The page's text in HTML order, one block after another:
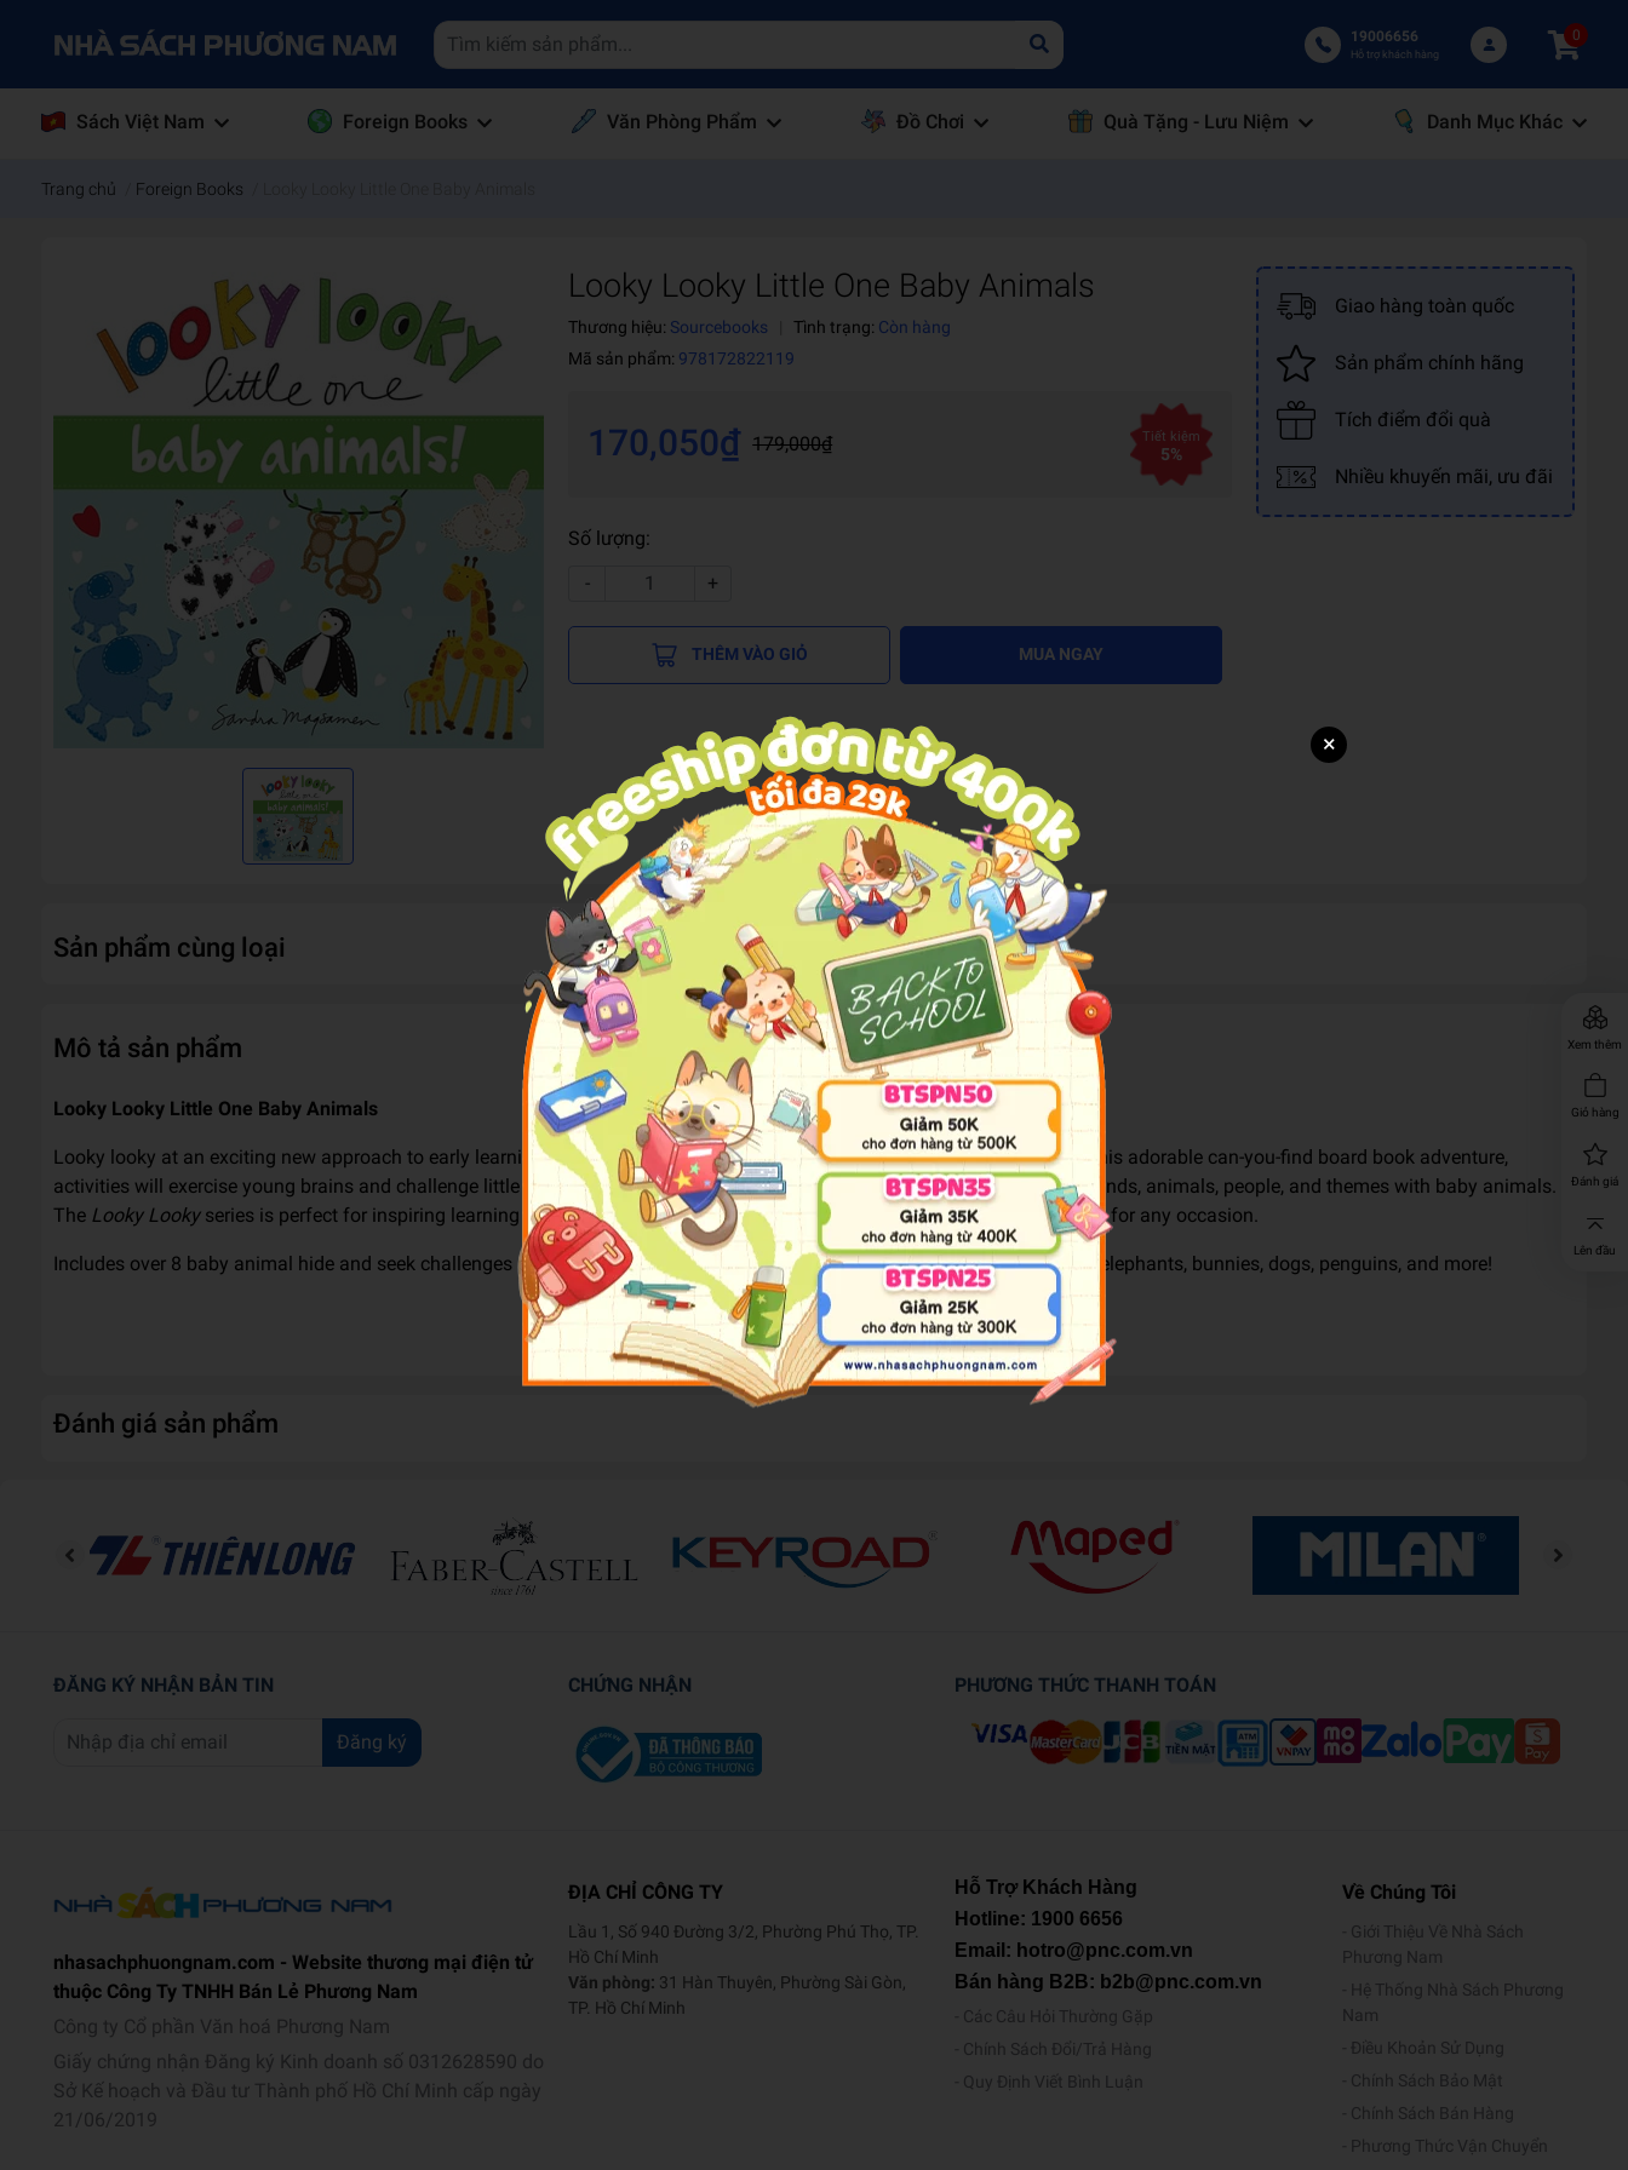
19006656
Hỗ trợ khách hàng
0
Sách Việt Nam Foreign Books Văn Phòng Phẩm Đồ Chơi Quà Tặng - Lưu Niệm Danh Mục Khác
Xem thêm
Giỏ hàng
Đánh giá
Lên đầu
Trang chủ Foreign Books
Looky Looky Little One Baby Animals
Thương hiệu: Sourcebooks Tình trạng: Còn hàng
Mã sản phẩm: 978172822119
170,050₫ 179,000₫ Tiết kiệm
5%
Số lượng:
-
+
THÊM VÀO GIỎ MUA NGAY
Giao hàng toàn quốc
Sản phẩm chính hãng
Tích điểm đổi quà
Nhiều khuyến mãi, ưu đãi
Sản phẩm cùng loại
Mô tả sản phẩm
Looky Looky Little One Baby Animals
Looky looky at an exciting new approach to early learning and introduce your little one to our great, big, beautiful world! In this adorable can-you-find board book adventure,
activities will exercise young brains and challenge little ones to search for and identify objects, colors, numbers, shapes, sounds, animals, people, and themes with baby animals.
The Looky Lookyseries is perfect for inspiring learning and curiosity and makes a wonderful baby shower gift or read aloud for any occasion.
Includes over 8 baby animal hide and seek challenges perfect for little learners ages 0-3, featuring sweet and snuggly baby elephants, bunnies, dogs, penguins, and more!
Đánh giá sản phẩm
ĐĂNG KÝ NHẬN BẢN TIN
Đăng ký
CHỨNG NHẬN PHƯƠNG THỨC THANH TOÁN
nhasachphuongnam.com - Website thương mại điện tử
thuộc Công Ty TNHH Bán Lẻ Phương Nam
Công ty Cổ phần Văn hoá Phương Nam
Giấy chứng nhận Đăng ký Kinh doanh số 0312628590 do
Sở Kế hoạch và Đầu tư Thành phố Hồ Chí Minh cấp ngày
21/06/2019
ĐỊA CHỈ CÔNG TY
Lầu 1, Số 940 Đường 3/2, Phường Phú Thọ, TP.
Hồ Chí Minh
Văn phòng: 31 Hàn Thuyên, Phường Sài Gòn,
TP. Hồ Chí Minh
Hỗ Trợ Khách Hàng
Hotline: 1900 6656
Email: hotro@pnc.com.vn
Bán hàng B2B: b2b@pnc.com.vn
Các Câu Hỏi Thường Gặp
Chính Sách Đổi/Trả Hàng
Quy Định Viết Bình Luận
Về Chúng Tôi
Giới Thiệu Về Nhà Sách
Phương Nam
Hệ Thống Nhà Sách Phương
Nam
Điều Khoản Sử Dụng
Chính Sách Bảo Mật
Chính Sách Bán Hàng
Phương Thức Vận Chuyển
×